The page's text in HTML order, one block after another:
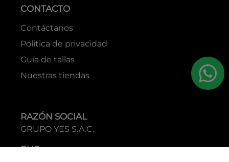
CONTACTO
Contáctanos
Politica de privacidad
Guía de tallas
Nuestras tiendas
RAZÓN SOCIAL
GRUPO YES S.A.C.
RUC